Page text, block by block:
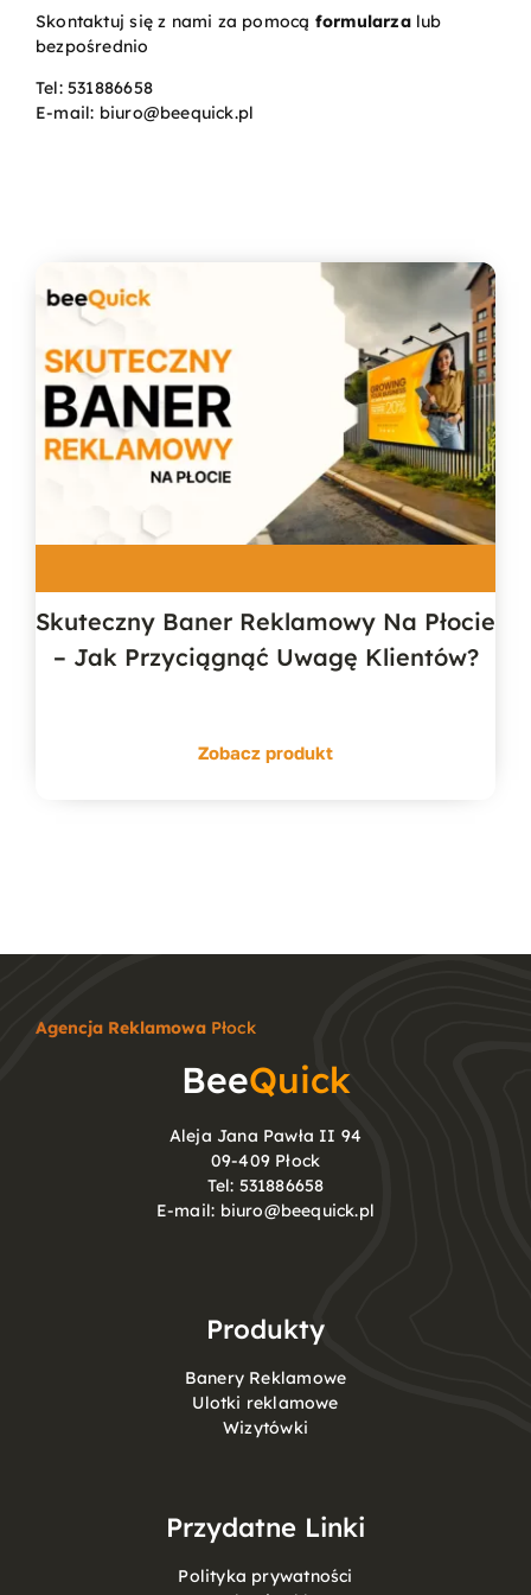
Skuteczny Baner Reklamowy Na Płocie
– Jak Przyciągnąć Uwagę Klientów?
Zobacz produkt
Skontaktuj się z nami za pomocą formularzalub
bezpośrednio
Tel:531886658
E-mail: biuro@beequick.pl
Agencja ReklamowaPłock
BeeQuick
Aleja Jana Pawła II 94
09-409 Płock
Tel: 531886658
E-mail: biuro@beequick.pl
Produkty
Banery Reklamowe
Ulotki reklamowe
Wizytówki
Przydatne Linki
Polityka prywatności